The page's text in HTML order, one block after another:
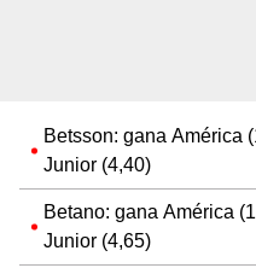
Betsson: gana América
Junior (4,40)
Betano: gana América
Junior (4,65)